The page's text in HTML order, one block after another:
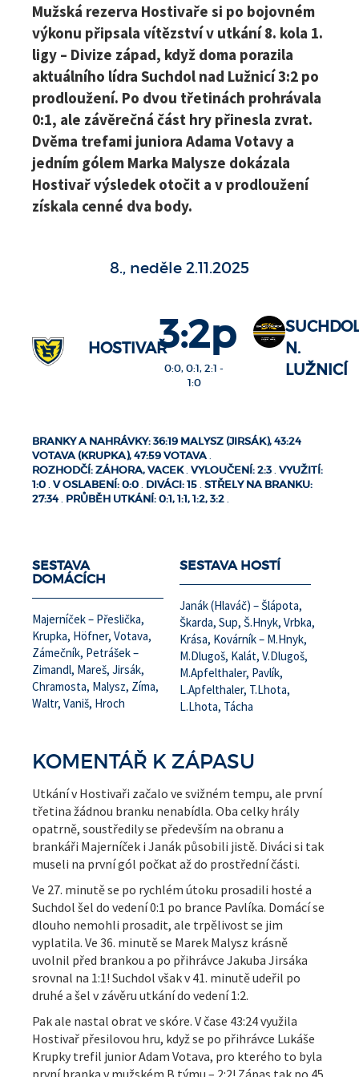
Mužská rezerva Hostivaře si po bojovném
výkonu připsala vítězství v utkání 8. kola 1.
ligy – Divize západ, když doma porazila
aktuálního lídra Suchdol nad Lužnicí 3:2 po
prodloužení. Po dvou třetinách prohrávala
0:1, ale závěrečná část hry přinesla zvrat.
Dvěma trefami juniora Adama Votavy a
jedním gólem Marka Malysze dokázala
Hostivař výsledek otočit a v prodloužení
získala cenné dva body.
8., neděle 2.11.2025
HOSTIVAŘ3:2p
0:0, 0:1, 2:1 -
1:0
N.
LUŽNICÍ
BRANKY A NAHRÁVKY: 36:19 MALYSZ (JIRSÁK), 43:24
VOTAVA (KRUPKA), 47:59 VOTAVA.
ROZHODČÍ: ZÁHORA, VACEK. VYLOUČENÍ: 2:3. VYUŽITÍ:
1:0. V OSLABENÍ: 0:0. DIVÁCI: 15. STŘELY NA BRANKU:
27:34. PRŮBĚH UTKÁNÍ: 0:1, 1:1, 1:2, 3:2.
SESTAVA
DOMÁCÍCH
Majerníček – Přeslička,
Krupka, Höfner, Votava,
Zámečník, Petrášek –
Zimandl, Mareš, Jirsák,
Chramosta, Malysz, Zíma,
Waltr, Vaniš, Hroch
SESTAVA HOSTÍ
Janák (Hlaváč) – Šlápota,
Škarda, Sup, Š.Hnyk, Vrbka,
Krása, Kovárník – M.Hnyk,
M.Dlugoš, Kalát, V.Dlugoš,
M.Apfelthaler, Pavlík,
L.Apfelthaler, T.Lhota,
L.Lhota, Tácha
KOMENTÁŘ K ZÁPASU
Utkání v Hostivaři začalo ve svižném tempu, ale první
třetina žádnou branku nenabídla. Oba celky hrály
opatrně, soustředily se především na obranu a
brankáři Majerníček i Janák působili jistě. Diváci si tak
museli na první gól počkat až do prostřední části.
Ve 27. minutě se po rychlém útoku prosadili hosté a
Suchdol šel do vedení 0:1 po brance Pavlíka. Domácí se
dlouho nemohli prosadit, ale trpělivost se jim
vyplatila. Ve 36. minutě se Marek Malysz krásně
uvolnil před brankou a po přihrávce Jakuba Jirsáka
srovnal na 1:1! Suchdol však v 41. minutě udeřil po
druhé a šel v závěru utkání do vedení 1:2.
Pak ale nastal obrat ve skóre. V čase 43:24 využila
Hostivař přesilovou hru, když se po přihrávce Lukáše
Krupky trefil junior Adam Votava, pro kterého to byla
první branka v mužském B týmu – 2:2! Zápas tak po 45